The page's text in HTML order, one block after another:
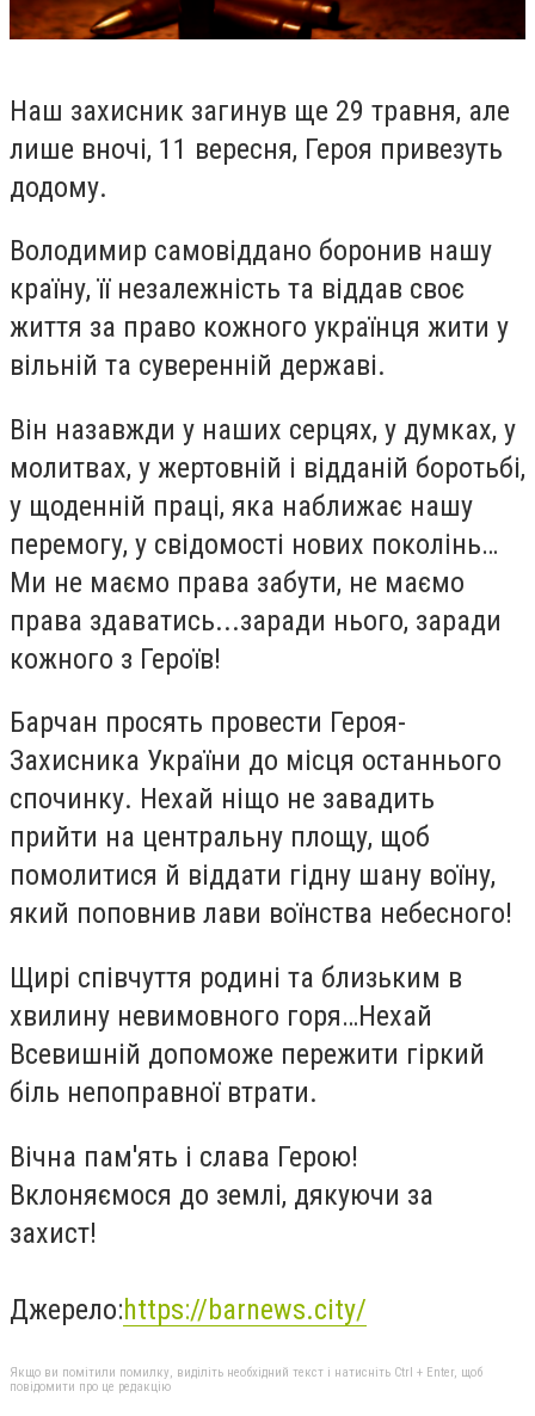
Наш захисник загинув ще 29 травня, але
лише вночі, 11 вересня, Героя привезуть
додому.
Володимир самовіддано боронив нашу
країну, її незалежність та віддав своє
життя за право кожного українця жити у
вільній та суверенній державі.
Він назавжди у наших серцях, у думках, у
молитвах, у жертовній і відданій боротьбі,
у щоденній праці, яка наближає нашу
перемогу, у свідомості нових поколінь…
Ми не маємо права забути, не маємо
права здаватись...заради нього, заради
кожного з Героїв!
Барчан просять провести Героя-
Захисника України до місця останнього
спочинку. Нехай ніщо не завадить
прийти на центральну площу, щоб
помолитися й віддати гідну шану воїну,
який поповнив лави воїнства небесного!
Щирі співчуття родині та близьким в
хвилину невимовного горя…Нехай
Всевишній допоможе пережити гіркий
біль непоправної втрати.
Вічна пам'ять і слава Герою!
Вклоняємося до землі, дякуючи за
захист!
Джерело:https://barnews.city/
Якщо ви помітили помилку, виділіть необхідний текст і натисніть Ctrl + Enter, щоб
повідомити про це редакцію